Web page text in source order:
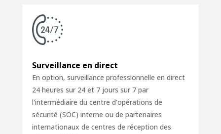
Surveillance en direct
En option, surveillance professionnelle en direct
24 heures sur 24 et 7 jours sur 7 par
l'intermédiaire du centre d'opérations de
sécurité (SOC) interne ou de partenaires
internationaux de centres de réception des